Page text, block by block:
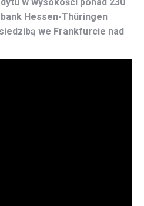
Hessen-Thüringen
we Frankfurcie nad